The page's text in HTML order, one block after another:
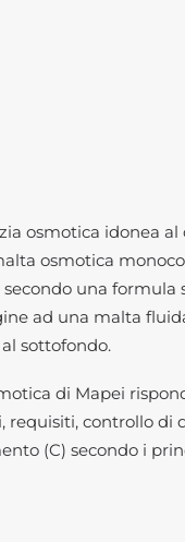
osmotica idonea
osmotica
una
ad una malta
sottofondo.
di Mapei
controllo di
(C) secondo i